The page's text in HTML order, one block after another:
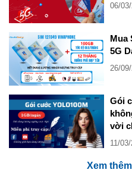
06/
Mua
5G
26/
Gói
vời
11/
Xem